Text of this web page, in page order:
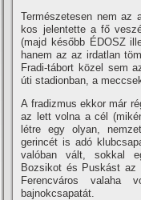
Természetesen nem az
kos jelentette a fő
(majd később ÉDOSZ
hanem az az irdatlan
Fradi-tábort közel sem
úti stadionban, a
A fradizmus ekkor már
az lett volna a cél
létre egy olyan,
gerincét is adó
valóban vált, sokkal
Bozsikot és Puskást az
Fe­rencváros valaha
bajnokcsapatát.